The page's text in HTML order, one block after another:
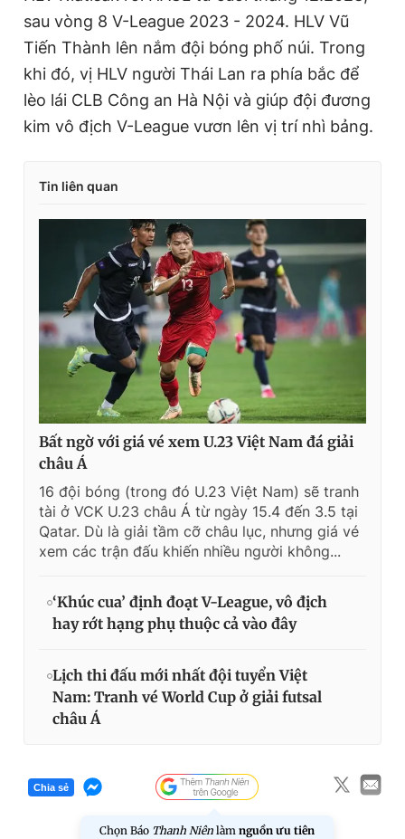
sau vòng 8 V-League 2023 - 2024. HLV Vũ
Tiến Thành lên nắm đội bóng phố núi. Trong
khi đó, vị HLV người Thái Lan ra phía bắc để
lèo lái CLB Công an Hà Nội và giúp đội đương
kim vô địch V-League vươn lên vị trí nhì bảng.
Tin liên quan
Bất ngờ với giá vé xem U.23 Việt Nam đá giải
châu Á
16 đội bóng (trong đó U.23 Việt Nam) sẽ tranh
tài ở VCK U.23 châu Á từ ngày 15.4 đến 3.5 tại
Qatar. Dù là giải tầm cỡ châu lục, nhưng giá vé
xem các trận đấu khiến nhiều người không...
‘Khúc cua’ định đoạt V-League, vô địch
hay rớt hạng phụ thuộc cả vào đây
Lịch thi đấu mới nhất đội tuyển Việt
Nam: Tranh vé World Cup ở giải futsal
châu Á
Chia sẻ
Chọn Báo Thanh Niên làm nguồn ưu tiên